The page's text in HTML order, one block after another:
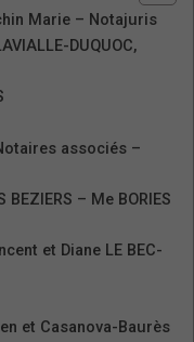
Marie – Notajuris
DUQUOC,
associés –
BEZIERS – Me BORIES
et Diane LE BEC-
et Casanova-Baurès